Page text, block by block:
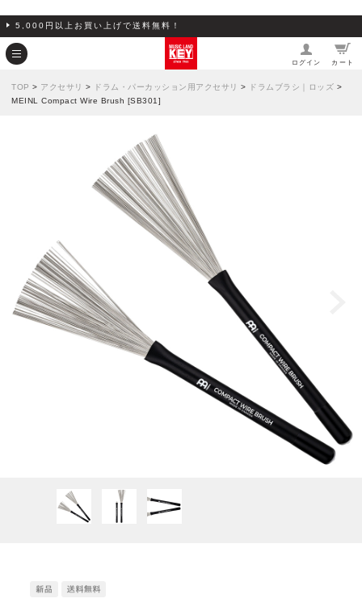
5,000円以上お買い上げで送料無料！
ログイン カート
TOP > アクセサリ > ドラム・パーカッション用アクセサリ > ドラムブラシ｜ロッズ >
MEINL Compact Wire Brush [SB301]